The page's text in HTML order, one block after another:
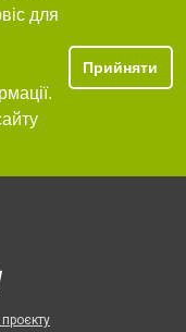
для
Прийняти